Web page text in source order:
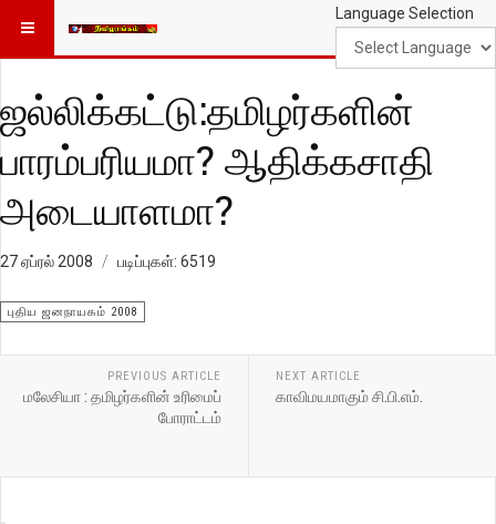
Language Selection
ஜல்லிக்கட்டு:தமிழர்களின்
பாரம்பரியமா? ஆதிக்கசாதி
அடையாளமா?
27 ஏப்ரல் 2008 படிப்புகள்: 6519
புதிய ஜனநாயகம் 2008
PREVIOUS ARTICLE
மலேசியா : தமிழர்களின் உரிமைப்
போராட்டம்
NEXT ARTICLE
காவிமயமாகும் சி.பி.எம்.